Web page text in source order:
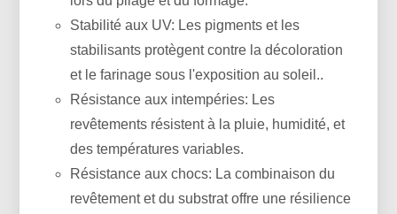
Stabilité aux UV: Les pigments et les
stabilisants protègent contre la décoloration
et le farinage sous l'exposition au soleil..
Résistance aux intempéries: Les
revêtements résistent à la pluie, humidité, et
des températures variables.
Résistance aux chocs: La combinaison du
revêtement et du substrat offre une résilience